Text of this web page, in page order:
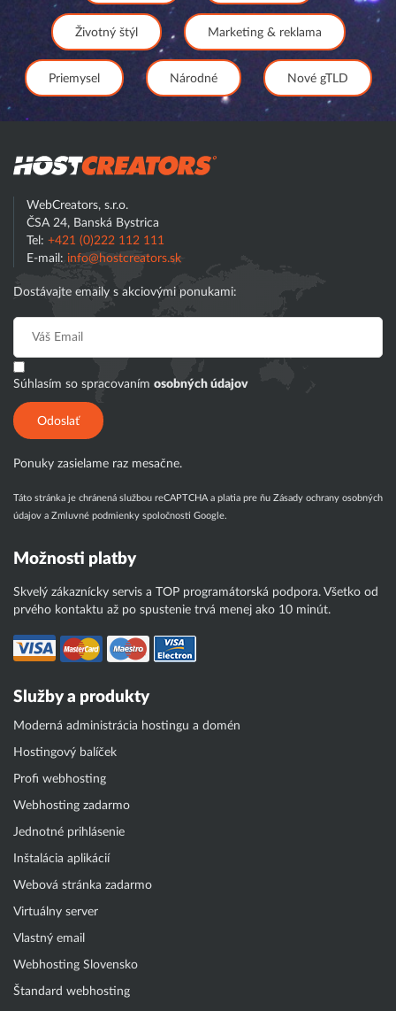
Životný štýl Marketing & reklama
Priemysel Národné Nové gTLD
WebCreators, s.r.o.
ČSA 24, Banská Bystrica
Tel: +421 (0)222 112 111
E-mail: info@hostcreators.sk
Dostávajte emaily s akciovými ponukami:
Súhlasím so spracovaním osobných údajov
Odoslať
Ponuky zasielame raz mesačne.
Táto stránka je chránená službou reCAPTCHA a platia pre ňu Zásady ochrany osobných
údajov a Zmluvné podmienky spoločnosti Google.
Možnosti platby
Skvelý zákaznícky servis a TOP programátorská podpora. Všetko od
prvého kontaktu až po spustenie trvá menej ako 10 minút.
Služby a produkty
Moderná administrácia hostingu a domén
Hostingový balíček
Profi webhosting
Webhosting zadarmo
Jednotné prihlásenie
Inštalácia aplikácií
Webová stránka zadarmo
Virtuálny server
Vlastný email
Webhosting Slovensko
Štandard webhosting